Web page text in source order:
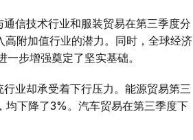
信技术行业和服装贸易在第三季度分
附加值行业的潜力。同时，全球经济
步增强奠定了坚实基础。
业却承受着下行压力。能源贸易第三
下降了3%。汽车贸易在第三季度下